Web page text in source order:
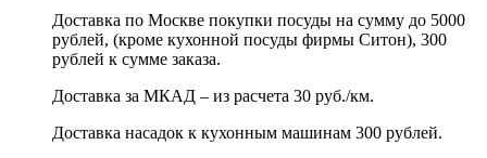
Доставка по Москве покупки посуды на сумму до 5000
рублей, (кроме кухонной посуды фирмы Ситон), 300
рублей к сумме заказа.
Доставка за МКАД – из расчета 30 руб./км.
Доставка насадок к кухонным машинам 300 рублей.